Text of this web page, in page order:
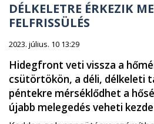
DÉLKELETRE ÉRKEZIK
FELFRISSÜLÉS
2023. július. 10 13:29
Hidegfront veti vissza a
csütörtökön, a déli, délkeleti
péntekre mérséklődhet a
újabb melegedés veheti